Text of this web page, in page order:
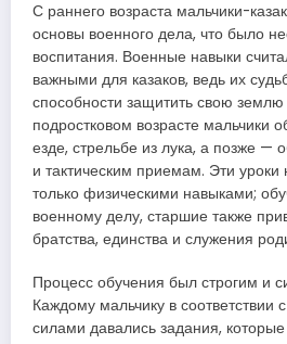
С раннего возраста мальчики-
основы военного дела, что было
воспитания. Военные навыки
важными для казаков, ведь их
способности защитить свою
подростковом возрасте мальчики
езде, стрельбе из лука, а позже
и тактическим приемам. Эти уроки
только физическими навыками;
военному делу, старшие также
братства, единства и служения
Процесс обучения был строгим и
Каждому мальчику в соответствии
силами давались задания,